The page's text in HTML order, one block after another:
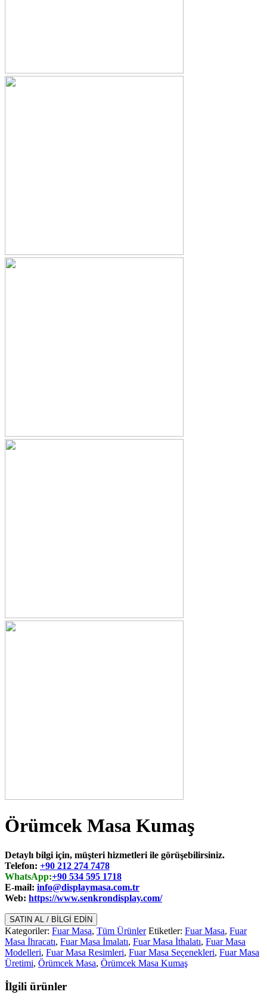
Örümcek Masa Kumaş
Detaylı bilgi için, müşteri hizmetleri ile görüşebilirsiniz.
Telefon: +90 212 274 7478
WhatsApp:+90 534 595 1718
E-mail: info@displaymasa.com.tr
Web: https://www.senkrondisplay.com/
SATIN AL / BİLGİ EDİN
Kategoriler: Fuar Masa, Tüm Ürünler Etiketler: Fuar Masa, Fuar
Masa İhracatı, Fuar Masa İmalatı, Fuar Masa İthalatı, Fuar Masa
Modelleri, Fuar Masa Resimleri, Fuar Masa Seçenekleri, Fuar Masa
Üretimi, Örümcek Masa, Örümcek Masa Kumaş
İlgili ürünler